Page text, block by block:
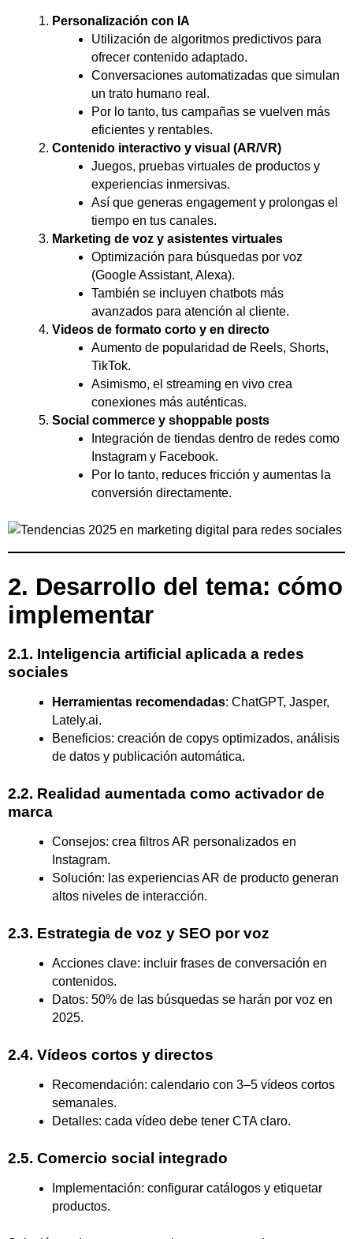
Personalización con IA
Utilización de algoritmos predictivos para
ofrecer contenido adaptado.
Conversaciones automatizadas que simulan
un trato humano real.
Por lo tanto, tus campañas se vuelven más
eficientes y rentables.
Contenido interactivo y visual (AR/VR)
Juegos, pruebas virtuales de productos y
experiencias inmersivas.
Así que generas engagement y prolongas el
tiempo en tus canales.
Marketing de voz y asistentes virtuales
Optimización para búsquedas por voz
(Google Assistant, Alexa).
También se incluyen chatbots más
avanzados para atención al cliente.
Videos de formato corto y en directo
Aumento de popularidad de Reels, Shorts,
TikTok.
Asimismo, el streaming en vivo crea
conexiones más auténticas.
Social commerce y shoppable posts
Integración de tiendas dentro de redes como
Instagram y Facebook.
Por lo tanto, reduces fricción y aumentas la
conversión directamente.
2. Desarrollo del tema: cómo
implementar
2.1. Inteligencia artificial aplicada a redes
sociales
Herramientas recomendadas: ChatGPT, Jasper,
Lately.ai.
Beneficios: creación de copys optimizados, análisis
de datos y publicación automática.
2.2. Realidad aumentada como activador de
marca
Consejos: crea filtros AR personalizados en
Instagram.
Solución: las experiencias AR de producto generan
altos niveles de interacción.
2.3. Estrategia de voz y SEO por voz
Acciones clave: incluir frases de conversación en
contenidos.
Datos: 50% de las búsquedas se harán por voz en
2025.
2.4. Vídeos cortos y directos
Recomendación: calendario con 3–5 vídeos cortos
semanales.
Detalles: cada vídeo debe tener CTA claro.
2.5. Comercio social integrado
Implementación: configurar catálogos y etiquetar
productos.